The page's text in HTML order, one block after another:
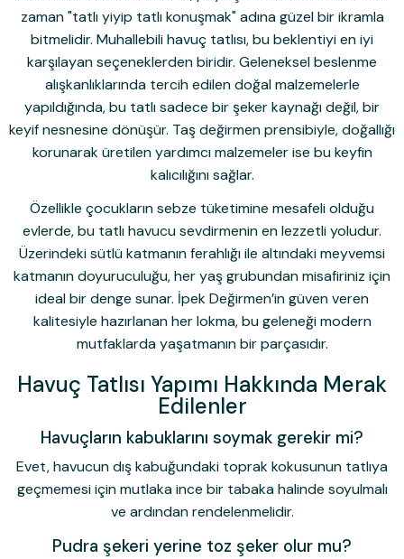
zaman "tatlı yiyip tatlı konuşmak" adına güzel bir ikramla
bitmelidir. Muhallebili havuç tatlısı, bu beklentiyi en iyi
karşılayan seçeneklerden biridir. Geleneksel beslenme
alışkanlıklarında tercih edilen doğal malzemelerle
yapıldığında, bu tatlı sadece bir şeker kaynağı değil, bir
keyif nesnesine dönüşür. Taş değirmen prensibiyle, doğallığı
korunarak üretilen yardımcı malzemeler ise bu keyfin
kalıcılığını sağlar.
Özellikle çocukların sebze tüketimine mesafeli olduğu
evlerde, bu tatlı havucu sevdirmenin en lezzetli yoludur.
Üzerindeki sütlü katmanın ferahlığı ile altındaki meyvemsi
katmanın doyuruculuğu, her yaş grubundan misafiriniz için
ideal bir denge sunar. İpek Değirmen’in güven veren
kalitesiyle hazırlanan her lokma, bu geleneği modern
mutfaklarda yaşatmanın bir parçasıdır.
Havuç Tatlısı Yapımı Hakkında Merak
Edilenler
Havuçların kabuklarını soymak gerekir mi?
Evet, havucun dış kabuğundaki toprak kokusunun tatlıya
geçmemesi için mutlaka ince bir tabaka halinde soyulmalı
ve ardından rendelenmelidir.
Pudra şekeri yerine toz şeker olur mu?